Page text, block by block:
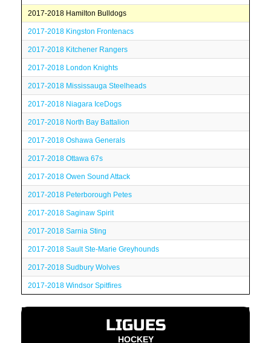
2017-2018 Hamilton Bulldogs
2017-2018 Kingston Frontenacs
2017-2018 Kitchener Rangers
2017-2018 London Knights
2017-2018 Mississauga Steelheads
2017-2018 Niagara IceDogs
2017-2018 North Bay Battalion
2017-2018 Oshawa Generals
2017-2018 Ottawa 67s
2017-2018 Owen Sound Attack
2017-2018 Peterborough Petes
2017-2018 Saginaw Spirit
2017-2018 Sarnia Sting
2017-2018 Sault Ste-Marie Greyhounds
2017-2018 Sudbury Wolves
2017-2018 Windsor Spitfires
LIGUES
HOCKEY